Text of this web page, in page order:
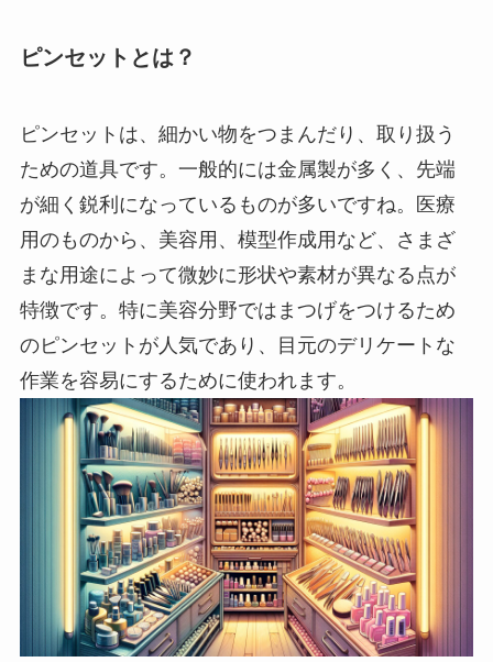
ピンセットとは？
ピンセットは、細かい物をつまんだり、取り扱う
ための道具です。一般的には金属製が多く、先端
が細く鋭利になっているものが多いですね。医療
用のものから、美容用、模型作成用など、さまざ
まな用途によって微妙に形状や素材が異なる点が
特徴です。特に美容分野ではまつげをつけるため
のピンセットが人気であり、目元のデリケートな
作業を容易にするために使われます。